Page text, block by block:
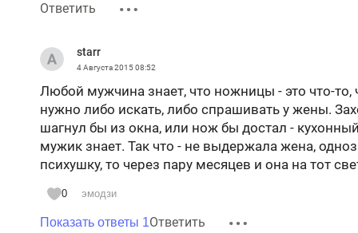
Ответить
starr
4 Августа 201508:52
Любой мужчина знает, что ножницы - это что-то,
нужно либо искать, либо спрашивать у жены.
шагнул бы из окна, или нож бы достал -
мужик знает. Так что - не выдержала жена,
психушку, то через пару месяцев и она на тот
0 эмодзи
Показать ответы 1Ответить